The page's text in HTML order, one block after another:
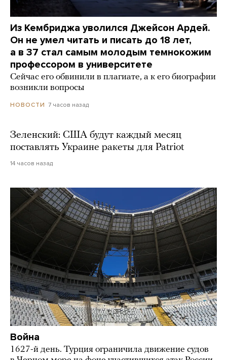
Из Кембриджа уволился Джейсон Ардей.
Он не умел читать и писать до 18 лет,
а в 37 стал самым молодым темнокожим
профессором в университете
Сейчас его обвинили в плагиате, а к его биографии
возникли вопросы
НОВОСТИ 7 часов назад
Зеленский: США будут каждый месяц
поставлять Украине ракеты для Patriot
14 часов назад
Война
1627-й день. Турция ограничила движение судов